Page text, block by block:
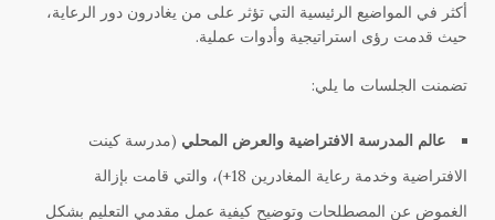
أكثر في المواضيع الرئيسية التي تؤثر على من يغادرون دور الرعاية،
حيث قدمت رؤى استراتيجية وأدوات عملية.
تضمنت الجلسات ما يلي:
عالم المدرسة الافتراضية والعرض المحلي (مدرسة كينت
الافتراضية وخدمة رعاية المغادرين 18+)، والتي قامت بإزالة
الغموض عن المصطلحات وتوضيح كيفية عمل مقدمي التعليم بشكل